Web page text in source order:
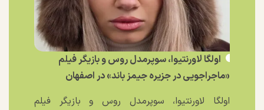
اولگا لاورنتیوا، سوپرمدل روس و بازیگر فیلم
«ماجراجویی در جزیره جیمز باند» در اصفهان
اولگا لاورنتیوا، سوپرمدل روس و بازیگر فیلم